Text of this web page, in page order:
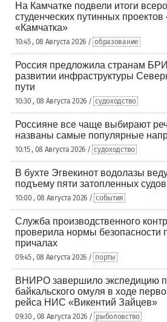
На Камчатке подвели итоги
студенческих путинных
«Камчатка»
10:45 , 08 Августа 2026 / образование
Россия предложила странам
развитии инфраструктуры
пути
10:30 , 08 Августа 2026 / судоходство
Россияне все чаще выбирают
названы самые популярные
10:15 , 08 Августа 2026 / судоходство
В бухте Эгвекинот водолазы
подъему пяти затопленных судов
10:00 , 08 Августа 2026 / события
Служба производственного
проверила нормы безопасности
причалах
09:45 , 08 Августа 2026 / порты
ВНИРО завершило экспедицию
байкальского омуля в ходе
рейса НИС «Викентий Зайцев»
09:30 , 08 Августа 2026 / рыболовство